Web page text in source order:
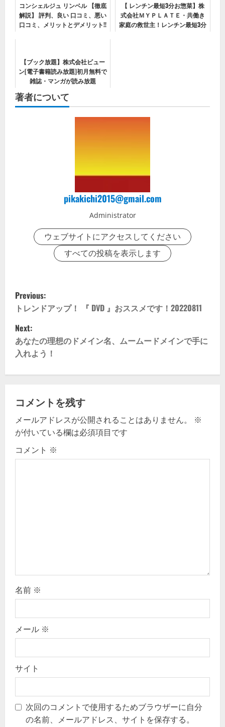
コンシェルジュ リンベル 【徹底
解説】 評判、良い 口コミ、悪い
口コミ、メリットとデメリット!!
【 レンチン最短3分お惣菜】株
式会社ＭＹＰＬＡＴＥ・共働き
家庭の救世主！レンチン最短3分
【ブック放題】株式会社ビュー
ン[電子書籍読み放題]初月無料で
雑誌・マンガが読み放題
著者について
pikakichi2015@gmail.com
Administrator
ウェブサイトにアクセスしてください
すべての投稿を表示します
P
o
s
t
n
a
v
i
g
Previous:
トレンドアップ！ 『 DVD 』おススメです！20220811
Next:
あなたの理想のドメイン名、ムームードメインで手に
入れよう！
コメントを残す
メールアドレスが公開されることはありません。
※
が付いている欄は必須項目です
コメント ※
名前 ※
メール ※
サイト
次回のコメントで使用するためブラウザーに自分
の名前、メールアドレス、サイトを保存する。